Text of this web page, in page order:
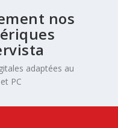
nos
adaptées au
PC